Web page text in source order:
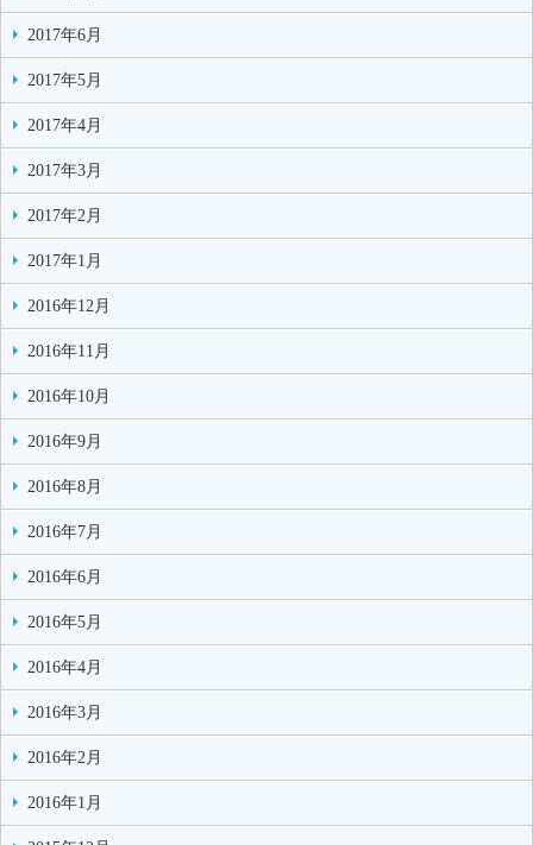
2017年6月
2017年5月
2017年4月
2017年3月
2017年2月
2017年1月
2016年12月
2016年11月
2016年10月
2016年9月
2016年8月
2016年7月
2016年6月
2016年5月
2016年4月
2016年3月
2016年2月
2016年1月